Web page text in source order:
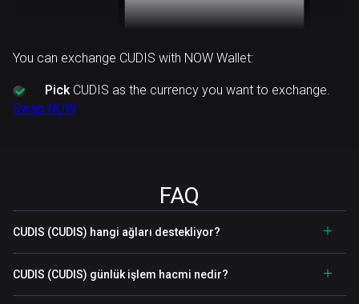
You can exchange CUDIS with NOW Wallet:
PickCUDIS as the currency you want to exchange.
Swap NOW
FAQ
CUDIS (CUDIS) hangi ağları destekliyor?
CUDIS (CUDIS) günlük işlem hacmi nedir?